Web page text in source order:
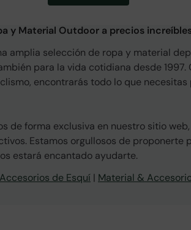
y Material Outdoor a precios
amplia selección de ropa y material
para la vida cotidiana desde 1997.
encontrarás todo lo que
de forma exclusiva en nuestro sitio
Estamos orgullosos de proponerte
estará encantado ayudarte.
de Esquí | Material &